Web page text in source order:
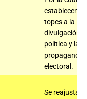
establecen
topes a la
divulgación
política y la
propaganda
electoral.
Se reajustan